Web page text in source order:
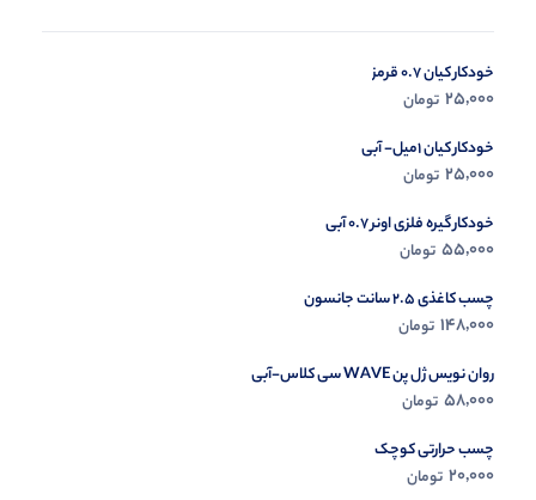
خودکار کیان 0.7 قرمز
25,000 تومان
خودکار کیان 1میل- آبی
25,000 تومان
خودکار گیره فلزی اونر 0.7 آبی
55,000 تومان
چسب کاغذی 2.5 سانت جانسون
148,000 تومان
روان نویس ژل پن WAVE سی کلاس-آبی
58,000 تومان
چسب حرارتی کوچک
20,000 تومان